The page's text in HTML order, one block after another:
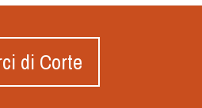
di Corte